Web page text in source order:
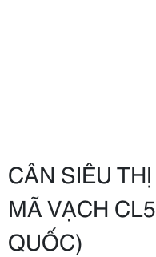
CÂN SIÊU
MÃ VẠCH
QUỐC)